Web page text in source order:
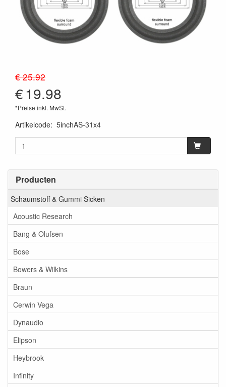
Producten
Schaumstoff & Gummi Sicken
Acoustic Research
Bang & Olufsen
Bose
Bowers & Wilkins
Braun
Cerwin Vega
Dynaudio
Elipson
Heybrook
Infinity
€ 25.92
€19.98
*Preise inkl. MwSt.
Artikelcode: 5inchAS-31x4